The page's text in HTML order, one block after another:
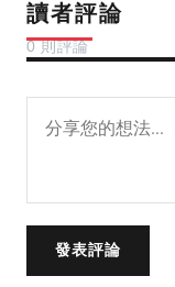
讀者評論
0 則評論
發表評論